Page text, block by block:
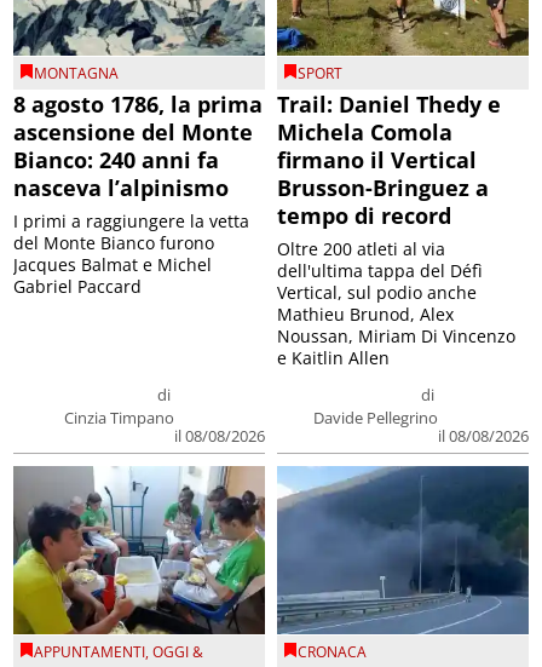
MONTAGNA
8 agosto 1786, la prima
ascensione del Monte
Bianco: 240 anni fa
nasceva l’alpinismo
di
Cinzia Timpano
il 08/08/2026
I primi a raggiungere la vetta
del Monte Bianco furono
Jacques Balmat e Michel
Gabriel Paccard
SPORT
Trail: Daniel Thedy e
Michela Comola
firmano il Vertical
Brusson-Bringuez a
tempo di record
di
Davide Pellegrino
il 08/08/2026
Oltre 200 atleti al via
dell'ultima tappa del Défì
Vertical, sul podio anche
Mathieu Brunod, Alex
Noussan, Miriam Di Vincenzo
e Kaitlin Allen
APPUNTAMENTI,OGGI &
CRONACA